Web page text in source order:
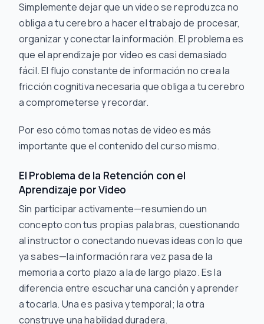
Simplemente dejar que un video se reproduzca no
obliga a tu cerebro a hacer el trabajo de procesar,
organizar y conectar la información. El problema es
que el aprendizaje por video es casidemasiado
fácil. El flujo constante de información no crea la
fricción cognitiva necesaria que obliga a tu cerebro
a comprometerse y recordar.
Por esocómotomas notas de video es más
importante que el contenido del curso mismo.
El Problema de la Retención con el
Aprendizaje por Video
Sin participar activamente—resumiendo un
concepto con tus propias palabras, cuestionando
al instructor o conectando nuevas ideas con lo que
ya sabes—la información rara vez pasa de la
memoria a corto plazo a la de largo plazo. Es la
diferencia entre escuchar una canción y aprender
a tocarla. Una es pasiva y temporal; la otra
construye una habilidad duradera.